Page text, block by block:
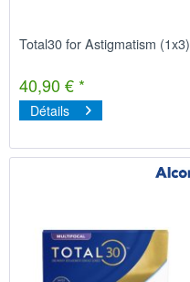
Total30 for Astigmatism (1x3)
40,90 € *
Détails